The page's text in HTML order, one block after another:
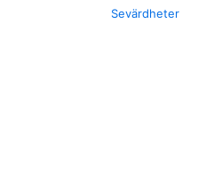
Sevärdheter